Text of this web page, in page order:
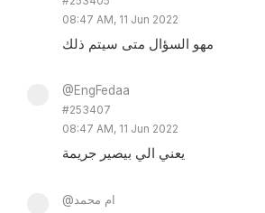
08:47 AM, 11 Jun 2022
مهو السؤال متى سيتم ذلك
@EngFedaa
#253407
08:47 AM, 11 Jun 2022
يعني الي بيصير جريمة
@ام محمد